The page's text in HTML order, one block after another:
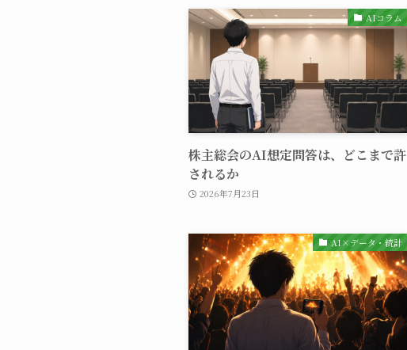
AIコラム
株主総会のAI想定問答は、どこまで許
されるか
2026年7月23日
AI×データ・統計